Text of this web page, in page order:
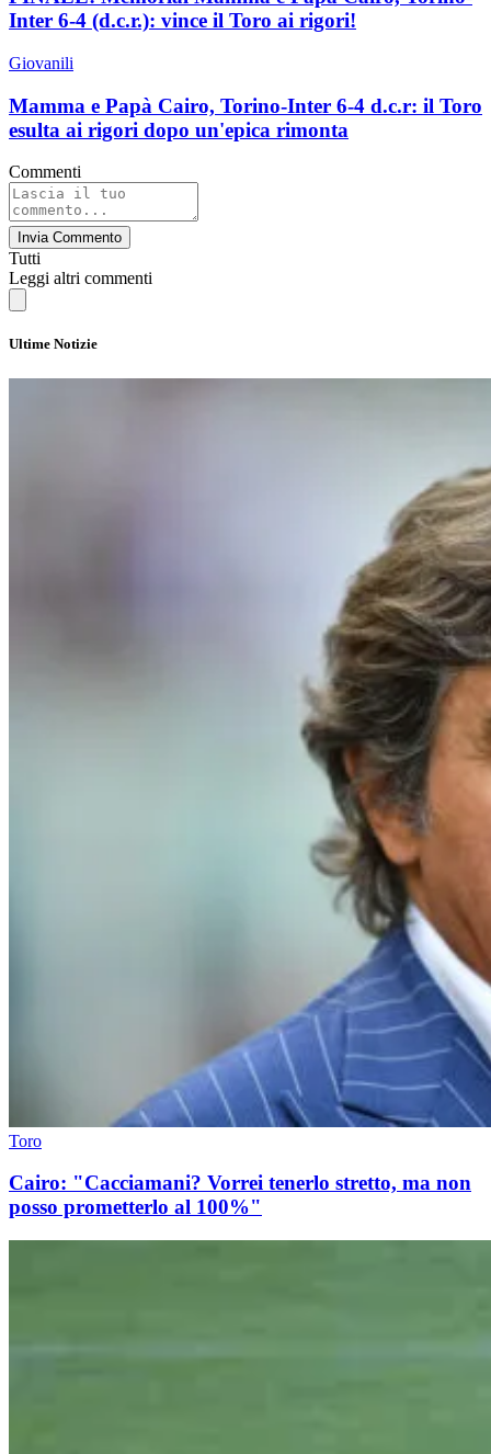
Inter 6-4 (d.c.r.): vince il Toro ai rigori!
Giovanili
Mamma e Papà Cairo, Torino-Inter 6-4 d.c.r: il Toro
esulta ai rigori dopo un'epica rimonta
Commenti
Invia Commento
Tutti
Leggi altri commenti
Ultime Notizie
Toro
Cairo: "Cacciamani? Vorrei tenerlo stretto, ma non
posso prometterlo al 100%"